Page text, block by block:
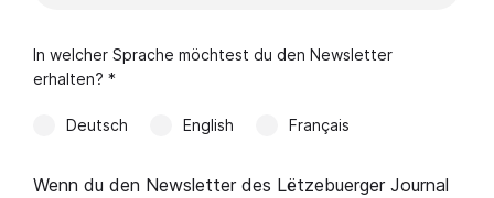
In welcher Sprache möchtest du den Newsletter
erhalten? *
Deutsch English Français
Wenn du den Newsletter des Lëtzebuerger Journal